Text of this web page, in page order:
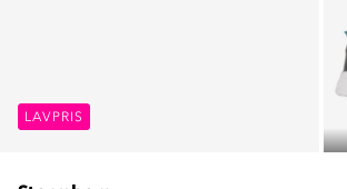
LAVPRIS
LAVPRIS